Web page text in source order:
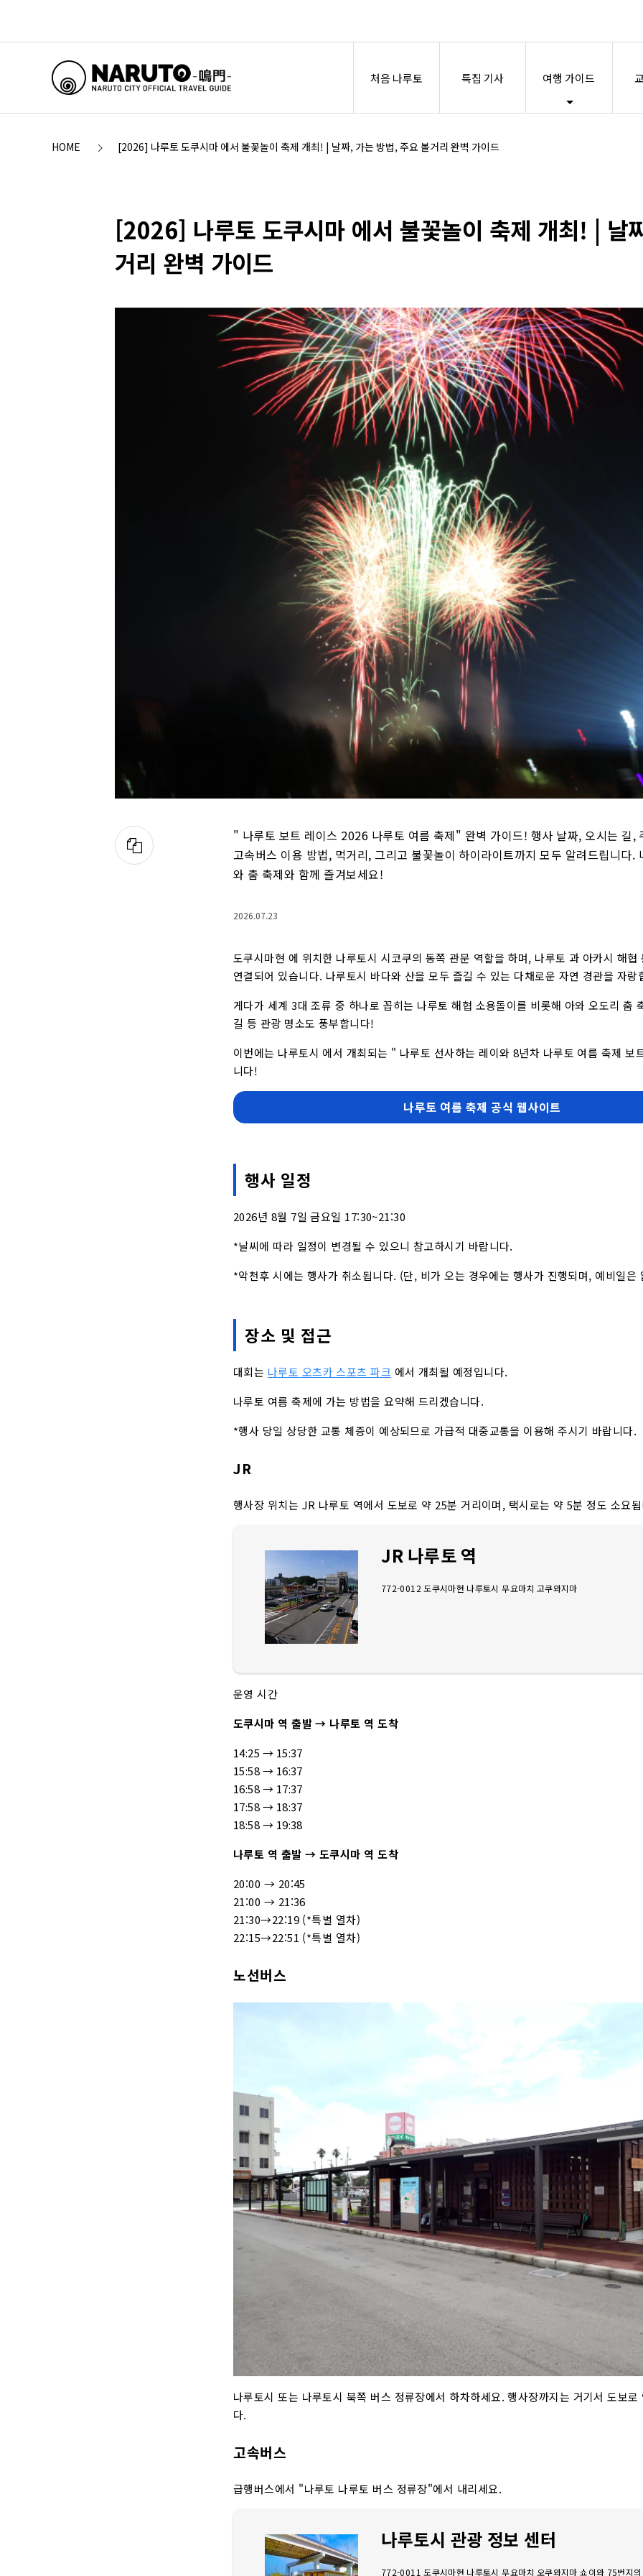
처음 나루토 특집 기사 여행 가이드
HOME [2026] 나루토 도쿠시마 에서 불꽃놀이 축제 개최! | 날짜, 가는 방법, 주요 볼거리 완벽 가이드
[2026] 나루토 도쿠시마 에서 불꽃놀이 축제 개최! | 날
거리 완벽 가이드
" 나루토 보트 레이스 2026 나루토 여름 축제" 완벽 가이드! 행사 날짜, 오시는 길,
고속버스 이용 방법, 먹거리, 그리고 불꽃놀이 하이라이트까지 모두 알려드립니다.
와 춤 축제와 함께 즐겨보세요!
2026.07.23
도쿠시마현 에 위치한 나루토시 시코쿠의 동쪽 관문 역할을 하며, 나루토 과 아카시 해협
연결되어 있습니다. 나루토시 바다와 산을 모두 즐길 수 있는 다채로운 자연 경관을 자랑
게다가 세계 3대 조류 중 하나로 꼽히는 나루토 해협 소용돌이를 비롯해 아와 오도리 춤
길 등 관광 명소도 풍부합니다!
이번에는 나루토시 에서 개최되는 " 나루토 선사하는 레이와 8년차 나루토 여름 축제 보
니다!
나루토 여름 축제 공식 웹사이트
행사 일정
2026년 8월 7일 금요일 17:30~21:30
*날씨에 따라 일정이 변경될 수 있으니 참고하시기 바랍니다.
*악천후 시에는 행사가 취소됩니다. (단, 비가 오는 경우에는 행사가 진행되며, 예비일은
장소 및 접근
대회는 나루토 오츠카 스포츠 파크 에서 개최될 예정입니다.
나루토 여름 축제에 가는 방법을 요약해 드리겠습니다.
*행사 당일 상당한 교통 체증이 예상되므로 가급적 대중교통을 이용해 주시기 바랍니다.
JR
행사장 위치는 JR 나루토 역에서 도보로 약 25분 거리이며, 택시로는 약 5분 정도 소요
JR 나루토 역
772-0012 도쿠시마현 나루토시 무요마치 고쿠와지마
운영 시간
도쿠시마 역 출발 → 나루토 역 도착
14:25 → 15:37
15:58 → 16:37
16:58 → 17:37
17:58 → 18:37
18:58 → 19:38
나루토 역 출발 → 도쿠시마 역 도착
20:00 → 20:45
21:00 → 21:36
21:30→22:19 (*특별 열차)
22:15→22:51 (*특별 열차)
노선버스
나루토시 또는 나루토시 북쪽 버스 정류장에서 하차하세요. 행사장까지는 거기서 도보
다.
고속버스
급행버스에서 "나루토 나루토 버스 정류장"에서 내리세요.
나루토시 관광 정보 센터
772-0011 도쿠시마현 나루토시 무요마치 오쿠와지마 쇼이와 75번지